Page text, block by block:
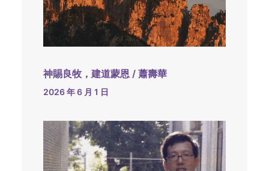
神賜良牧，建道蒙恩 / 蕭壽華
2026 年 6 月 1 日